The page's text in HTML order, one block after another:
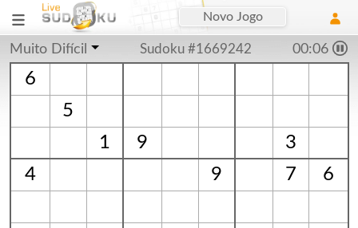
Novo Jogo
Muito Difícil Sudoku #1669242 00:07
6
5
1
9
3
4
9 7 6